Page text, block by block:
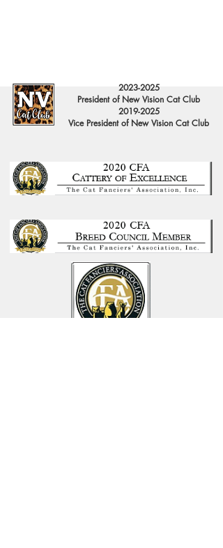
2023-2025
President of New Vision Cat Club
2019-2025
Vice President of New Vision Cat Club